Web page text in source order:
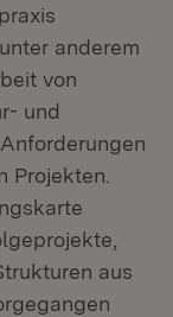
anderem
von
und
Projekten.
aus